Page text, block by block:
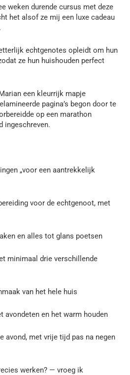
weken durende cursus met deze
het alsof ze mij een luxe cadeau
echtgenotes opleidt om hun
ze hun huishouden perfect
een kleurrijk mapje
pagina’s begon door te
op een marathon
ingeschreven.
„voor een aantrekkelijk
voor de echtgenoot, met
en alles tot glans poetsen
minimaal drie verschillende
van het hele huis
avondeten en het warm houden
avond, met vrije tijd pas na negen
werken? — vroeg ik